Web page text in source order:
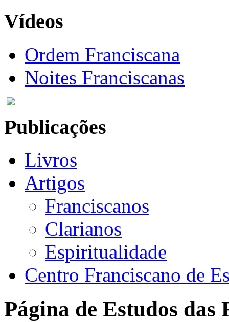
Vídeos
Ordem Franciscana
Noites Franciscanas
Publicações
Livros
Artigos
Franciscanos
Clarianos
Espiritualidade
Centro Franciscano de
Página de Estudos das